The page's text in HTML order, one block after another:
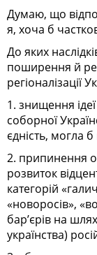
Думаю, що
я, хоча б
До яких
поширення й
регіоналізації
1. знищення
соборної
єдність, могла
2. припинення
розвиток
категорій
«новоросів»,
бар’єрів на
українства)